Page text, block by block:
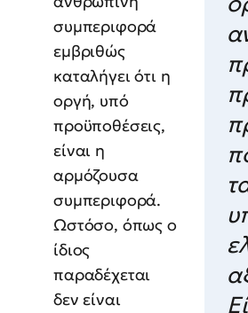
συμπεριφορά
εμβριθώς
καταλήγει ότι η
οργή, υπό
προϋποθέσεις,
είναι η
αρμόζουσα
συμπεριφορά.
Ωστόσο, όπως ο
ίδιος
παραδέχεται
δεν είναι